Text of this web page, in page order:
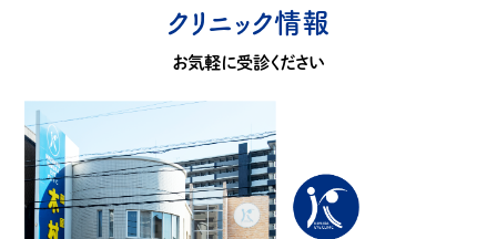
クリニック情報
お気軽に受診ください